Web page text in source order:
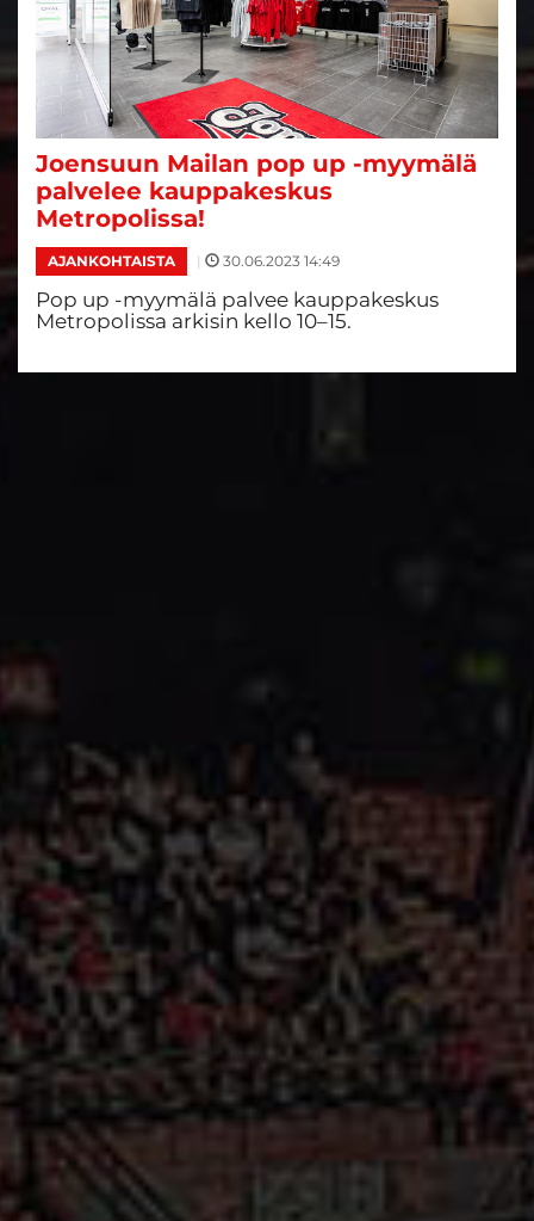
Joensuun Mailan pop up -myymälä
palvelee kauppakeskus
Metropolissa!
AJANKOHTAISTA | 30.06.2023 14:49
Pop up -myymälä palvee kauppakeskus
Metropolissa arkisin kello 10–15.